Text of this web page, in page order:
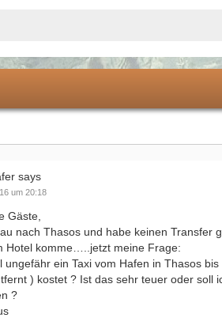
says
um 20:18
Gäste,
nach Thasos und habe keinen Transfer
Hotel komme…..jetzt meine Frage:
ein Taxi vom Hafen in Thasos
) kostet ? Ist das sehr teuer oder soll
?